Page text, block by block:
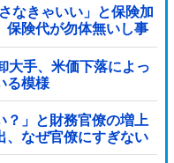
なきゃいい」と保険加
保険代が勿体無いし事
大手、米価下落によっ
る模様
？」と財務官僚の増上
、なぜ官僚にすぎない